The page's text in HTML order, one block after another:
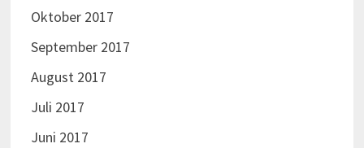
Oktober 2017
September 2017
August 2017
Juli 2017
Juni 2017